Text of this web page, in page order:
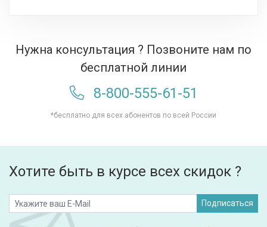
Нужна консультация ? Позвоните нам по
бесплатной линии
8-800-555-61-51
*бесплатно для всех абонентов по всей России
Хотите быть в курсе всех скидок ?
Подписаться